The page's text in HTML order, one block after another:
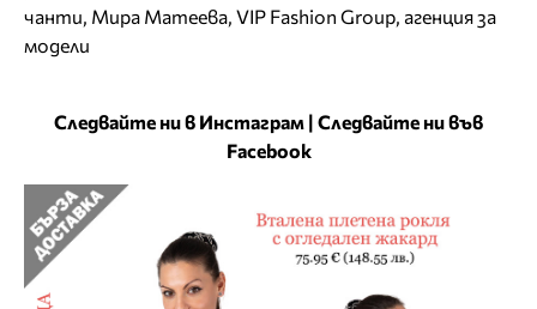
чанти Мира Матеева VIP Fashion Group агенция за
модели
Следвайте ни в Инстаграм | Следвайте ни във
Facebook